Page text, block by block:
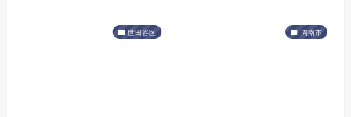
世田谷区 周南市